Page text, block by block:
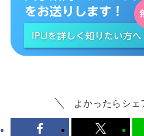
よかったらシェ